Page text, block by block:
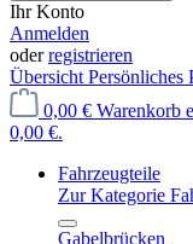
Ihr Konto
Anmelden
oderregistrieren
Übersicht Persönliches
0,00 € Warenkorb
0,00 €.
Fahrzeugteile
Zur Kategorie
Gabelbrücken